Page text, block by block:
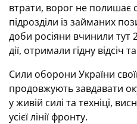
втрати, ворог не полишає
підрозділи із займаних
доби росіяни вчинили тут
дії, отримали гідну відсіч
Сили оборони України
продовжують завдавати
у живій силі та техніці,
усієї лінії фронту.